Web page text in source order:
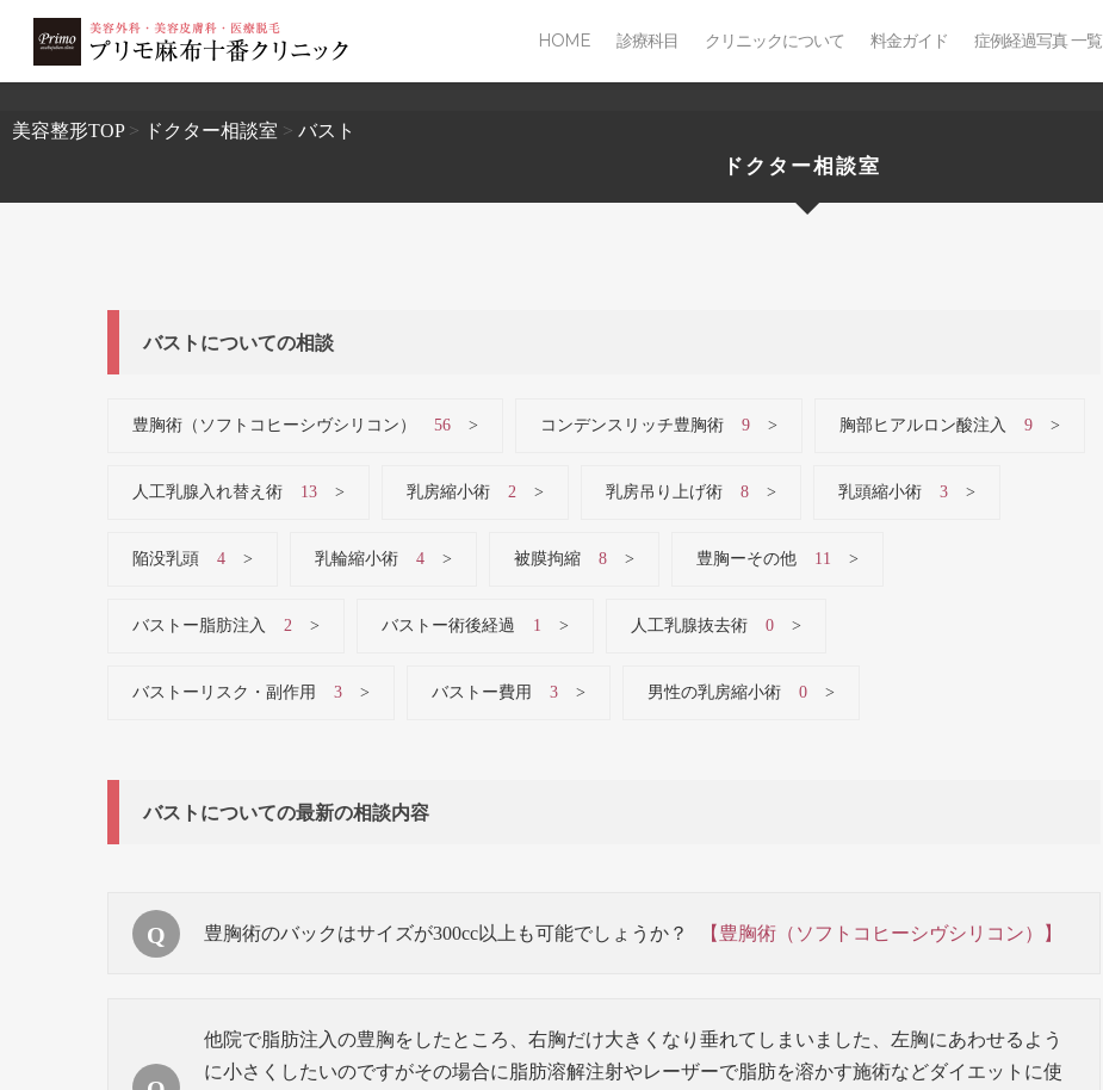
2503
HOME 診療科目 クリニックについて 料金ガイド 症例経過写真 一覧
美容整形TOP> ドクター相談室 > バスト
ドクター相談室
バストについての相談
豊胸術（ソフトコヒーシヴシリコン） 56 コンデンスリッチ豊胸術 9 胸部ヒアルロン酸注入 9
人工乳腺入れ替え術 13 乳房縮小術 2 乳房吊り上げ術 8 乳頭縮小術 3
陥没乳頭 4 乳輪縮小術 4 被膜拘縮 8 豊胸ーその他 11
バストー脂肪注入 2 バストー術後経過 1 人工乳腺抜去術 0
バストーリスク・副作用 3 バストー費用 3 男性の乳房縮小術 0
バストについての最新の相談内容
豊胸術のバックはサイズが300cc以上も可能でしょうか？ 【豊胸術（ソフトコヒーシヴシリコン）】
他院で脂肪注入の豊胸をしたところ、右胸だけ大きくなり垂れてしまいました、左胸にあわせるよう
に小さくしたいのですがその場合に脂肪溶解注射やレーザーで脂肪を溶かす施術などダイエットに使